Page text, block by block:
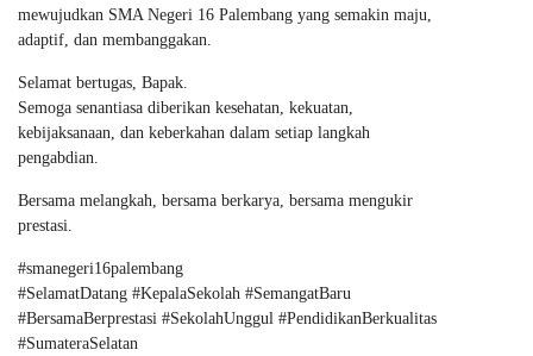
mewujudkan SMA Negeri 16 Palembang yang semakin maju,
adaptif, dan membanggakan.
Selamat bertugas, Bapak.
Semoga senantiasa diberikan kesehatan, kekuatan,
kebijaksanaan, dan keberkahan dalam setiap langkah
pengabdian.
Bersama melangkah, bersama berkarya, bersama mengukir
prestasi.
#smanegeri16palembang
#SelamatDatang #KepalaSekolah #SemangatBaru
#BersamaBerprestasi #SekolahUnggul #PendidikanBerkualitas
#SumateraSelatan